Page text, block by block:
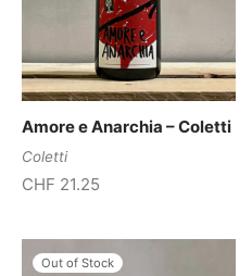
Amore e Anarchia – Coletti
Coletti
CHF 21.25
Out of Stock